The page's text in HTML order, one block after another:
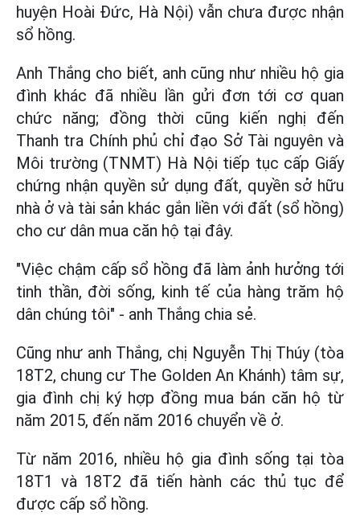
huyện Hoài Đức, Hà Nội) vẫn chưa được nhận
sổ hồng.
Anh Thắng cho biết, anh cũng như nhiều hộ gia
đình khác đã nhiều lần gửi đơn tới cơ quan
chức năng; đồng thời cũng kiến nghị đến
Thanh tra Chính phủ chỉ đạo Sở Tài nguyên và
Môi trường (TNMT) Hà Nội tiếp tục cấp Giấy
chứng nhận quyền sử dụng đất, quyền sở hữu
nhà ở và tài sản khác gắn liền với đất (sổ hồng)
cho cư dân mua căn hộ tại đây.
"Việc chậm cấp sổ hồng đã làm ảnh hưởng tới
tinh thần, đời sống, kinh tế của hàng trăm hộ
dân chúng tôi" - anh Thắng chia sẻ.
Cũng như anh Thắng, chị Nguyễn Thị Thúy (tòa
18T2, chung cư The Golden An Khánh) tâm sự,
gia đình chị ký hợp đồng mua bán căn hộ từ
năm 2015, đến năm 2016 chuyển về ở.
Từ năm 2016, nhiều hộ gia đình sống tại tòa
18T1 và 18T2 đã tiến hành các thủ tục để
được cấp sổ hồng.